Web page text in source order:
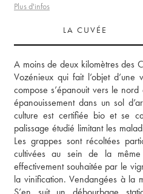
Plus d'infos
LA CUVÉE
A moins de deux kilomètres des
Vozénieux qui fait l’objet
compose s’épanouit vers le
épanouissement dans un sol
culture est certifiée bio et se
palissage étudié limitant les
Les grappes sont récoltées
cultivées au sein de la
effectivement souhaitée par le
la vinification. Vendangées à la